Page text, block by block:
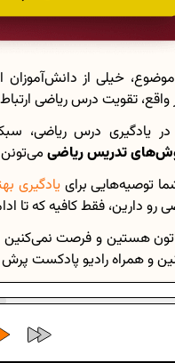
خیلی از
واقع، تقویت درس ریاضی
یادگیری درس ریاضی،
تدریس ریاضی
توصیه‌هایی براییادگیری
رو دارین، فقط کافیه که تا
هستین و فرصت
و همراه رادیو پادکست